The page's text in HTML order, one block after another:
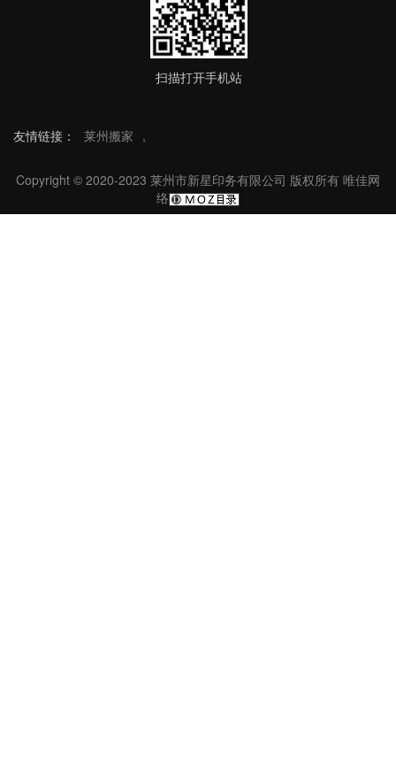
扫描打开手机站
友情链接： 莱州搬家 ,
Copyright © 2020-2023 莱州市新星印务有限公司 版权所有 唯佳网
络